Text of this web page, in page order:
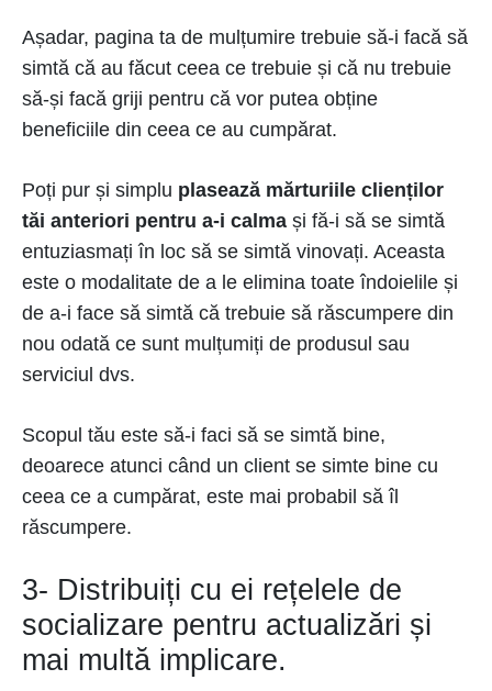
Așadar, pagina ta de mulțumire trebuie să-i facă să
simtă că au făcut ceea ce trebuie și că nu trebuie
să-și facă griji pentru că vor putea obține
beneficiile din ceea ce au cumpărat.
Poți pur și simplu plasează mărturiile clienților
tăi anteriori pentru a-i calma și fă-i să se simtă
entuziasmați în loc să se simtă vinovați. Aceasta
este o modalitate de a le elimina toate îndoielile și
de a-i face să simtă că trebuie să răscumpere din
nou odată ce sunt mulțumiți de produsul sau
serviciul dvs.
Scopul tău este să-i faci să se simtă bine,
deoarece atunci când un client se simte bine cu
ceea ce a cumpărat, este mai probabil să îl
răscumpere.
3- Distribuiți cu ei rețelele de
socializare pentru actualizări și
mai multă implicare.